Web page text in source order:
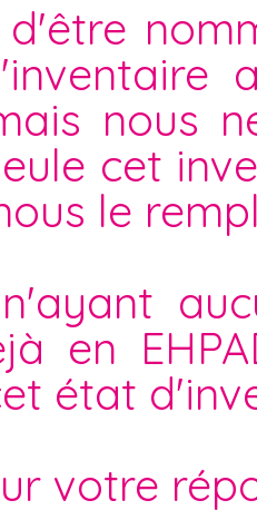
d'être
nous
cet
le
en
état
votre